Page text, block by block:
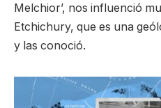
Melchior’, nos influenció
Etchichury, que es una
y las conoció.